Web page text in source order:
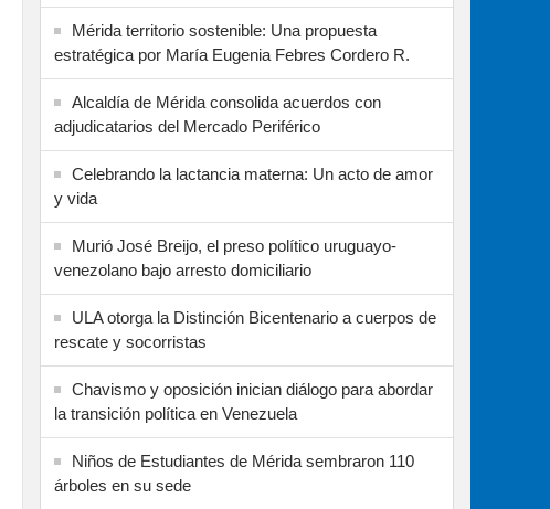
Mérida territorio sostenible: Una propuesta
estratégica por María Eugenia Febres Cordero R.
Alcaldía de Mérida consolida acuerdos con
adjudicatarios del Mercado Periférico
Celebrando la lactancia materna: Un acto de amor
y vida
Murió José Breijo, el preso político uruguayo-
venezolano bajo arresto domiciliario
ULA otorga la Distinción Bicentenario a cuerpos de
rescate y socorristas
Chavismo y oposición inician diálogo para abordar
la transición política en Venezuela
Niños de Estudiantes de Mérida sembraron 110
árboles en su sede